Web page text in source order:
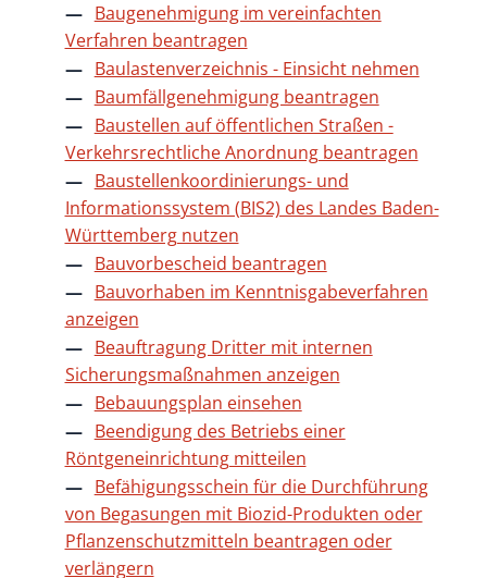
Baugenehmigung im vereinfachten
Verfahren beantragen
Baulastenverzeichnis - Einsicht nehmen
Baumfällgenehmigung beantragen
Baustellen auf öffentlichen Straßen -
Verkehrsrechtliche Anordnung beantragen
Baustellenkoordinierungs- und
Informationssystem (BIS2) des Landes Baden-
Württemberg nutzen
Bauvorbescheid beantragen
Bauvorhaben im Kenntnisgabeverfahren
anzeigen
Beauftragung Dritter mit internen
Sicherungsmaßnahmen anzeigen
Bebauungsplan einsehen
Beendigung des Betriebs einer
Röntgeneinrichtung mitteilen
Befähigungsschein für die Durchführung
von Begasungen mit Biozid-Produkten oder
Pflanzenschutzmitteln beantragen oder
verlängern